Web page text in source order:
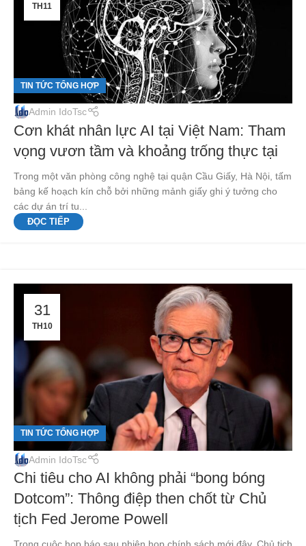
TH11
TIN TỨC TỔNG HỢP
Admin IdoTsc
Cơn khát nhân lực AI tại Việt Nam: Tham
vọng vươn tầm và khoảng trống thực tại
Trong một văn phòng công nghệ tại quận Cầu Giấy, Hà Nội, tấm
bảng kế hoạch kín chỗ bởi những mảnh giấy ghi ý tưởng cho
các dự án trí tu...
ĐỌC TIẾP
31
TH10
TIN TỨC TỔNG HỢP
Admin IdoTsc
Chi tiêu cho AI không phải “bong bóng
Dotcom”: Thông điệp then chốt từ Chủ
tịch Fed Jerome Powell